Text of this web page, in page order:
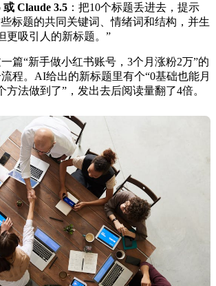
Claude 3.5 ：把10个标题丢进去，提示
标题的共同关键词、情绪词和结构，并生
更吸引人的新标题。”
篇“新手做小红书账号，3个月涨粉2万”的
程。AI给出的新标题里有个“0基础也能月
方法做到了”，发出去后阅读量翻了4倍。